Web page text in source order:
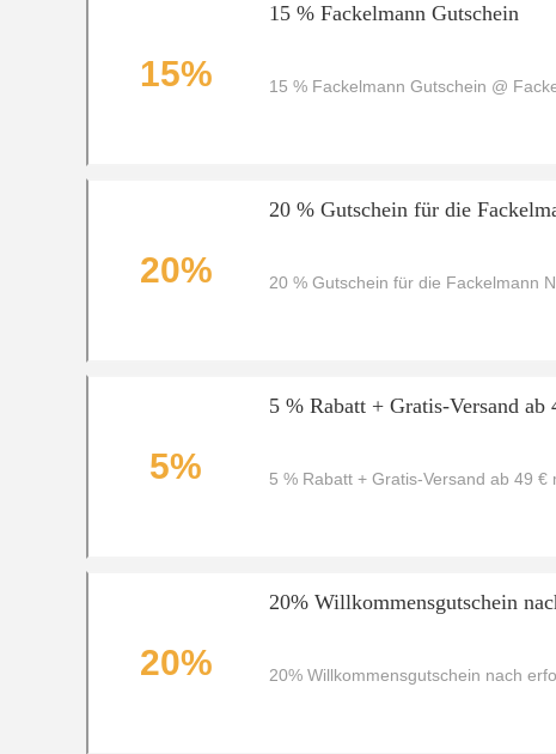
15%
15 % Fackelmann Gutschein
15 % Fackelmann Gutschein @
20%
20 % Gutschein für die
20 % Gutschein für die Fackelmann
5%
5 % Rabatt + Gratis-Versand
5 % Rabatt + Gratis-Versand ab 49
20%
20% Willkommensgutschein
20% Willkommensgutschein nach